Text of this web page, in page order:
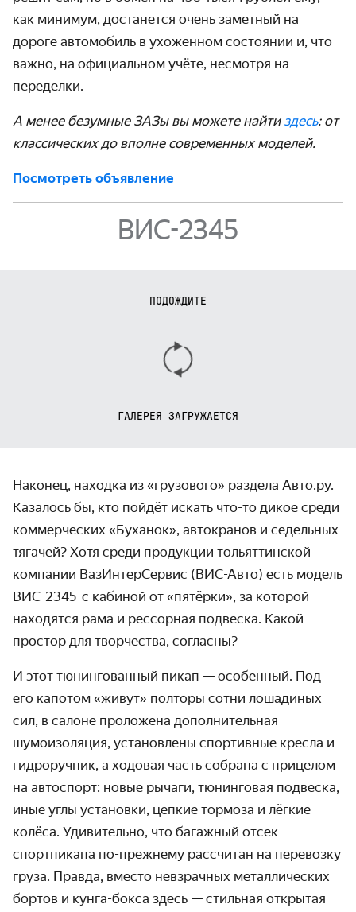
как минимум, достанется очень заметный на
дороге автомобиль в ухоженном состоянии и, что
важно, на официальном учёте, несмотря на
переделки.
А менее безумные ЗАЗы вы можете найти здесь: от
классических до вполне современных моделей.
Посмотреть объявление
ВИС-2345
ПОДОЖДИТЕ
ГАЛЕРЕЯ ЗАГРУЖАЕТСЯ
Наконец, находка из «грузового» раздела Авто.ру.
Казалось бы, кто пойдёт искать что-то дикое среди
коммерческих «Буханок», автокранов и седельных
тягачей? Хотя среди продукции тольяттинской
компании ВазИнтерСервис (ВИС-Авто) есть модель
ВИС-2345 с кабиной от «пятёрки», за которой
находятся рама и рессорная подвеска. Какой
простор для творчества, согласны?
И этот тюнингованный пикап — особенный. Под
его капотом «живут» полторы сотни лошадиных
сил, в салоне проложена дополнительная
шумоизоляция, установлены спортивные кресла и
гидроручник, а ходовая часть собрана с прицелом
на автоспорт: новые рычаги, тюнинговая подвеска,
иные углы установки, цепкие тормоза и лёгкие
колёса. Удивительно, что багажный отсек
спортпикапа по-прежнему рассчитан на перевозку
груза. Правда, вместо невзрачных металлических
бортов и кунга-бокса здесь — стильная открытая